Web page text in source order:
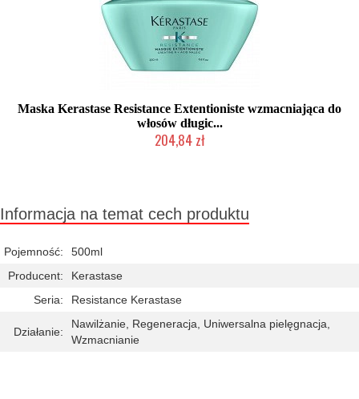
Maska Kerastase Resistance Extentioniste wzmacniająca do
włosów długic...
204,84 zł
Informacja na temat cech produktu
Pojemność:
500ml
Producent:
Kerastase
Seria:
Resistance Kerastase
Działanie:
Nawilżanie, Regeneracja, Uniwersalna pielęgnacja,
Wzmacnianie